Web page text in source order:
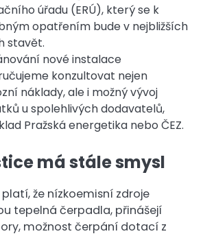
úřadu (ERÚ), který se k
opatřením bude v nejbližších
stavět.
nové instalace
konzultovat nejen
náklady, ale i možný vývoj
u spolehlivých dodavatelů,
Pražská energetika nebo ČEZ.
má stále smysl
že nízkoemisní zdroje
tepelná čerpadla, přinášejí
možnost čerpání dotací z